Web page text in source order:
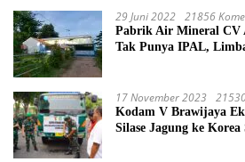
29 Juni 2022 21856
Pabrik Air Mineral CV
Tak Punya IPAL,
17 November 2023
Kodam V Brawijaya
Silase Jagung ke Korea